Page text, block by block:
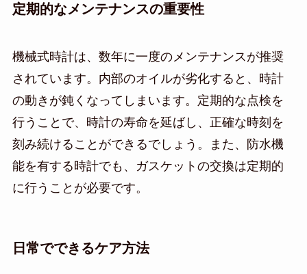
定期的なメンテナンスの重要性
機械式時計は、数年に一度のメンテナンスが推奨
されています。内部のオイルが劣化すると、時計
の動きが鈍くなってしまいます。定期的な点検を
行うことで、時計の寿命を延ばし、正確な時刻を
刻み続けることができるでしょう。また、防水機
能を有する時計でも、ガスケットの交換は定期的
に行うことが必要です。
日常でできるケア方法